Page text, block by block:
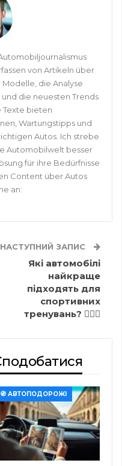
von Artikeln über
die Analyse
die neuesten Trends
Texte bieten
Wartungstipps und
Autos. Ich strebe
Automobilwelt besser
für ihre Bedürfnisse
Content über Autos
an:
НАСТУПНИЙ ЗАПИС
Які автомобілі
найкраще
підходять для
спортивних
тренувань? 🏋️‍♂️🚗
🧭 АВТОПОДОРОЖІ